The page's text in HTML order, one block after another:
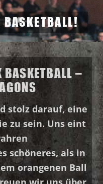
BASKETBALL –
stolz darauf, eine
zu sein. Uns eint
schöneres, als in
orangenen Ball